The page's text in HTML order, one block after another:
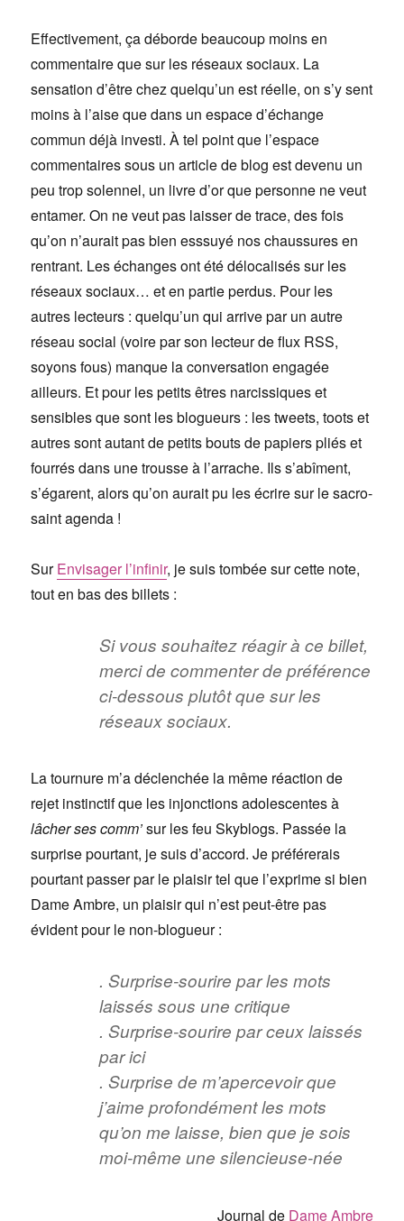
Effectivement, ça déborde beaucoup moins en
commentaire que sur les réseaux sociaux. La
sensation d’être chez quelqu’un est réelle, on s’y sent
moins à l’aise que dans un espace d’échange
commun déjà investi. À tel point que l’espace
commentaires sous un article de blog est devenu un
peu trop solennel, un livre d’or que personne ne veut
entamer. On ne veut pas laisser de trace, des fois
qu’on n’aurait pas bien esssuyé nos chaussures en
rentrant. Les échanges ont été délocalisés sur les
réseaux sociaux… et en partie perdus. Pour les
autres lecteurs : quelqu’un qui arrive par un autre
réseau social (voire par son lecteur de flux RSS,
soyons fous) manque la conversation engagée
ailleurs. Et pour les petits êtres narcissiques et
sensibles que sont les blogueurs : les tweets, toots et
autres sont autant de petits bouts de papiers pliés et
fourrés dans une trousse à l’arrache. Ils s’abîment,
s’égarent, alors qu’on aurait pu les écrire sur le sacro-
saint agenda !
SurEnvisager l’infinir, je suis tombée sur cette note,
tout en bas des billets :
Si vous souhaitez réagir à ce billet,
merci de commenter de préférence
ci-dessous plutôt que sur les
réseaux sociaux.
La tournure m’a déclenchée la même réaction de
rejet instinctif que les injonctions adolescentes à
lâcher ses comm’sur les feu Skyblogs. Passée la
surprise pourtant, je suis d’accord. Je préférerais
pourtant passer par le plaisir tel que l’exprime si bien
Dame Ambre, un plaisir qui n’est peut-être pas
évident pour le non-blogueur :
. Surprise-sourire par les mots
laissés sous une critique
. Surprise-sourire par ceux laissés
par ici
. Surprise de m’apercevoir que
j’aime profondément les mots
qu’on me laisse, bien que je sois
moi-même une silencieuse-née
Journal de Dame Ambre